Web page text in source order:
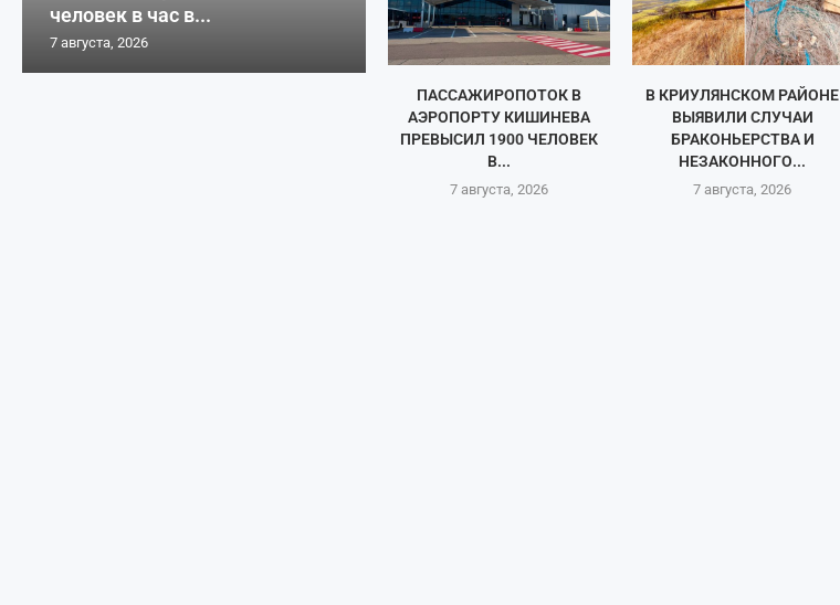
человек в час в...
7 августа, 2026
ПАССАЖИРОПОТОК В
АЭРОПОРТУ КИШИНЕВА
ПРЕВЫСИЛ 1900 ЧЕЛОВЕК
В...
7 августа, 2026
В КРИУЛЯНСКОМ РАЙОНЕ
ВЫЯВИЛИ СЛУЧАИ
БРАКОНЬЕРСТВА И
НЕЗАКОННОГО...
7 августа, 2026